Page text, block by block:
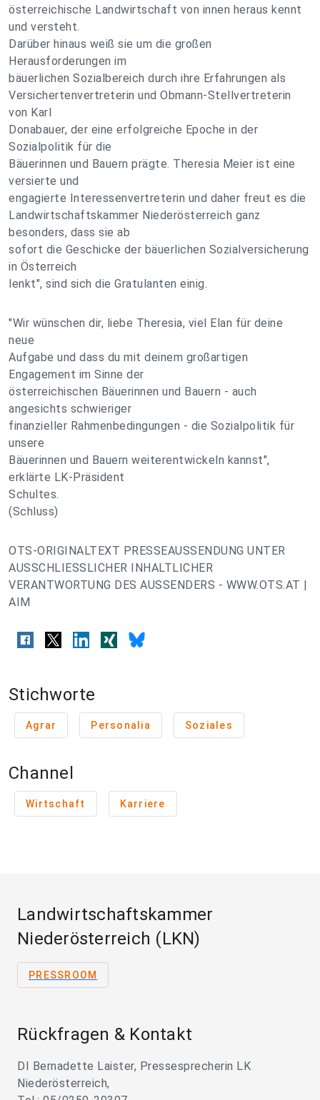
österreichische Landwirtschaft von innen heraus kennt
und versteht.
Darüber hinaus weiß sie um die großen
Herausforderungen im
bäuerlichen Sozialbereich durch ihre Erfahrungen als
Versichertenvertreterin und Obmann-Stellvertreterin
von Karl
Donabauer, der eine erfolgreiche Epoche in der
Sozialpolitik für die
Bäuerinnen und Bauern prägte. Theresia Meier ist eine
versierte und
engagierte Interessenvertreterin und daher freut es die
Landwirtschaftskammer Niederösterreich ganz
besonders, dass sie ab
sofort die Geschicke der bäuerlichen Sozialversicherung
in Österreich
lenkt", sind sich die Gratulanten einig.
"Wir wünschen dir, liebe Theresia, viel Elan für deine
neue
Aufgabe und dass du mit deinem großartigen
Engagement im Sinne der
österreichischen Bäuerinnen und Bauern - auch
angesichts schwieriger
finanzieller Rahmenbedingungen - die Sozialpolitik für
unsere
Bäuerinnen und Bauern weiterentwickeln kannst",
erklärte LK-Präsident
Schultes.
(Schluss)
OTS-ORIGINALTEXT PRESSEAUSSENDUNG UNTER
AUSSCHLIESSLICHER INHALTLICHER
VERANTWORTUNG DES AUSSENDERS - WWW.OTS.AT |
AIM
Stichworte
Agrar Personalia Soziales
Channel
Wirtschaft Karriere
Landwirtschaftskammer
Niederösterreich (LKN)
PRESSROOM
Rückfragen & Kontakt
DI Bernadette Laister, Pressesprecherin LK
Niederösterreich,